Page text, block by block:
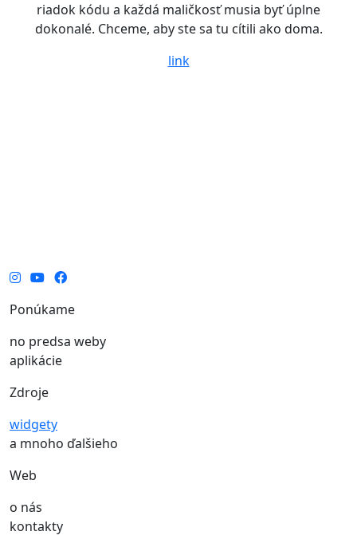
riadok kódu a každá maličkosť musia byť úplne
dokonalé. Chceme, aby ste sa tu cítili ako doma.
link
Ponúkame
no predsa weby
aplikácie
Zdroje
widgety
a mnoho ďalšieho
Web
o nás
kontakty